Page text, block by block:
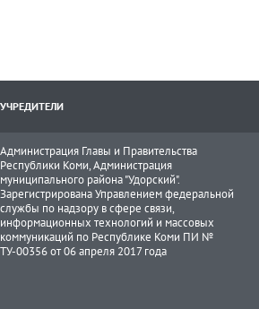
УЧРЕДИТЕЛИ
Администрация Главы и Правительства
Республики Коми, Администрация
муниципального района "Удорский".
Зарегистрирована Управлением федеральной
службы по надзору в сфере связи,
информационных технологий и массовых
коммуникаций по Республике Коми ПИ №
ТУ-00356 от 06 апреля 2017 года